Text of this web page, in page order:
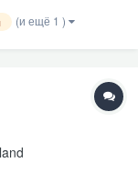
(и ещё 1 )